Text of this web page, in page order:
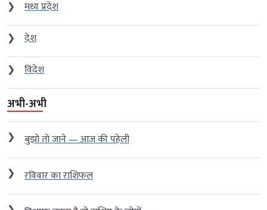
❯
मध्य प्रदेश
❯
देश
❯
विदेश
अभी-अभी
❯ बुझो तो जाने — आज की पहेली
❯ रविवार का राशिफल